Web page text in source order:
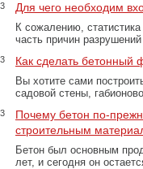
Для чего необходим
К сожалению,
часть причин
Как сделать бетонный
Вы хотите сами
садовой стены,
Почему бетон по-
строительным
Бетон был основным
лет, и сегодня он